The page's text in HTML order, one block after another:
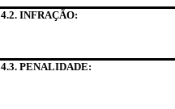
4.2. INFRAÇÃO:
4.3. PENALIDADE: